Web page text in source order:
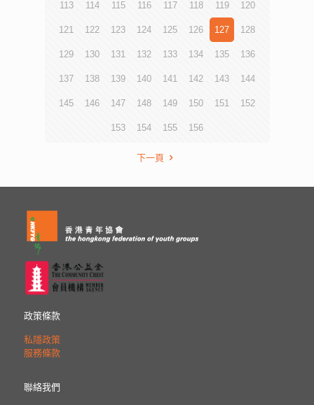
113 114 115 116 117 118 119 120
121 122 123 124 125 126 127 128
129 130 131 132 133 134 135 136
137 138 139 140 141 142 143 144
145 146 147 148 149 150 151 152
153 154 155 156
下一頁
政策條款
私隱政策
服務條款
聯絡我們